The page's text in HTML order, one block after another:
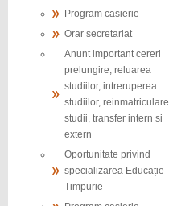
Program casierie
Orar secretariat
Anunt important cereri
prelungire, reluarea
studiilor, intreruperea
studiilor, reinmatriculare
studii, transfer intern si
extern
Oportunitate privind
specializarea Educație
Timpurie